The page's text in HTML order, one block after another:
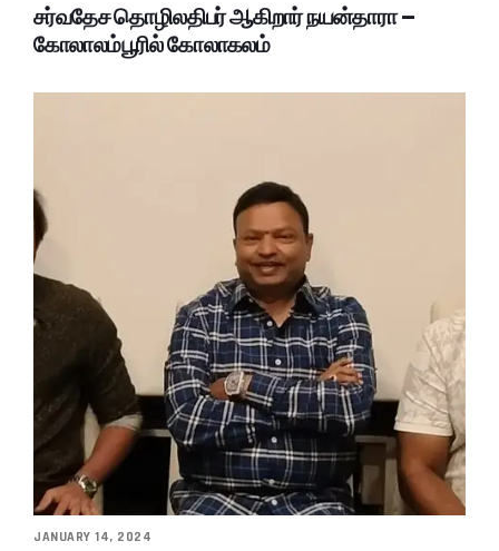
சர்வதேச தொழிலதிபர் ஆகிறார் நயன்தாரா –
கோலாலம்பூரில் கோலாகலம்
JANUARY 14, 2024